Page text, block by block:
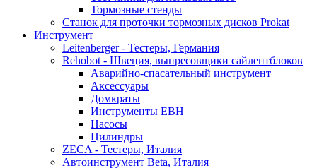
Тормозные стенды
Станок для проточки тормозных дисков Prokat
Инструмент
Leitenberger - Тестеры, Германия
Rehobot - Швеция, выпресовщики сайлентблоков
Аварийно-спасательный инструмент
Аксессуары
Домкраты
Инструменты EBH
Насосы
Цилиндры
ZECA - Тестеры, Италия
Автоинструмент Beta, Италия